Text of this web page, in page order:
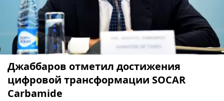
Джаббаров отметил достижения
цифровой трансформации SOCAR
Carbamide